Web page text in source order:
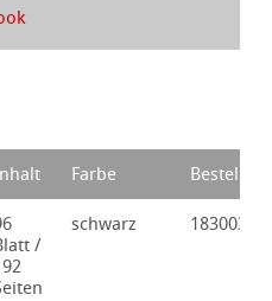
Farbe Bestellnr.
/
schwarz 18300300